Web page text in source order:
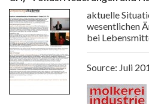
aktuelle
wesentlichen
bei
Source: Juli